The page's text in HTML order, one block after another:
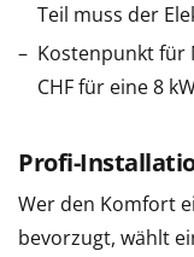
Teil muss der
Kostenpunkt für
CHF für eine 8
Profi-
Wer den Komfort
bevorzugt, wählt